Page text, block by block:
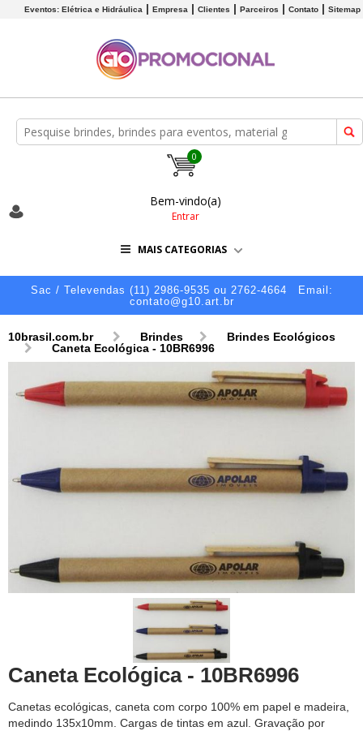
Eventos: Elétrica e Hidráulica Empresa Clientes Parceiros Contato Sitemap
0
Bem-vindo(a)
Entrar
MAIS CATEGORIAS
Sac / Televendas (11) 2986-9535 ou 2762-4664
Email:
contato@g10.art.br
10brasil.com.br Brindes
Brindes Ecológicos
Caneta Ecológica - 10BR6996
Caneta Ecológica - 10BR6996
Canetas ecológicas, caneta com corpo 100% em papel e madeira,
medindo 135x10mm. Cargas de tintas em azul. Gravação por